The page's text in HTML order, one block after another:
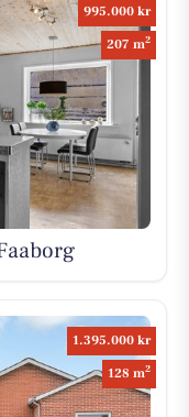
995.000 kr
207 m2
1.395.000 kr
128 m2